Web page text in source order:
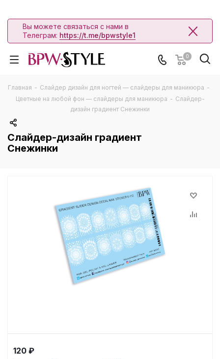
Вы можете связаться с нами в
Телеграм: https://t.me/bpwstyle1
0
Главная - Слайдер дизайн для ногтей — слайдеры для маникюра -
Цветные на любой фон — слайдеры для маникюра - Слайдер-
дизайн градиент Снежинки
Слайдер-дизайн градиент
Снежинки
120 ₽